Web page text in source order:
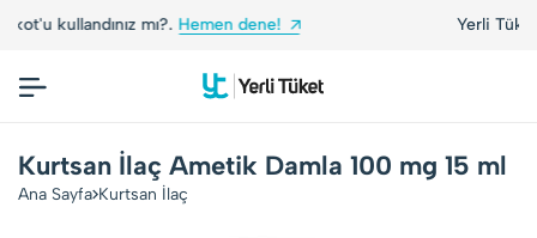
mı?.Hemen dene! Yerli Tüketiciler, Yerli
Kurtsan İlaç Ametik Damla 100 mg 15 ml
Ana Sayfa Kurtsan İlaç